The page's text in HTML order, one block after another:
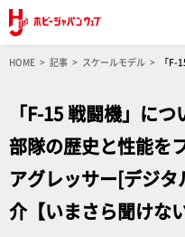
HOME 記事 スケールモデル
「F-
「F-15 戦闘機」に
部隊の歴史と性能を
アグレッサー[デジ
介【いまさら聞けな